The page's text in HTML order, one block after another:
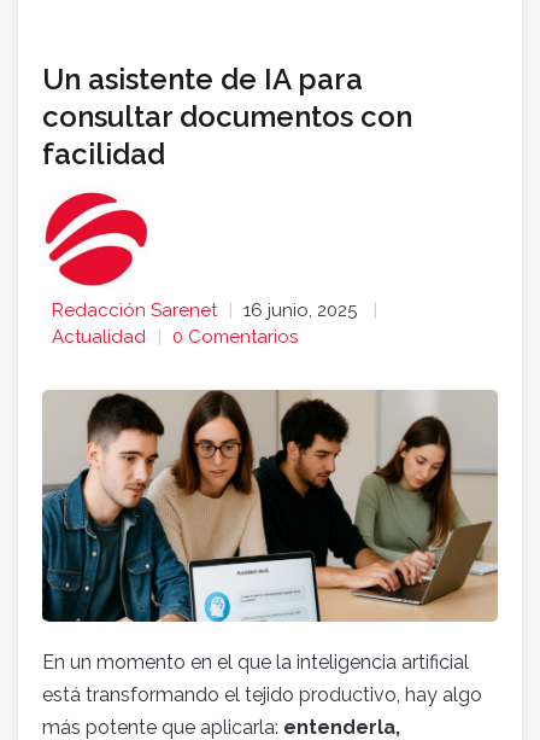
Un asistente de IA para
consultar documentos con
facilidad
Redacción Sarenet
16 junio, 2025
Actualidad
0 Comentarios
En un momento en el que la inteligencia artificial
está transformando el tejido productivo, hay algo
más potente que aplicarla: entenderla,